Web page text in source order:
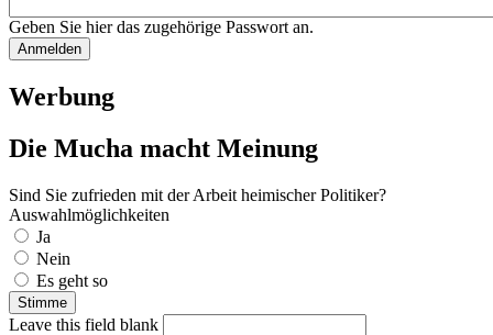
Geben Sie hier das zugehörige Passwort an.
Werbung
Die Mucha macht Meinung
Sind Sie zufrieden mit der Arbeit heimischer Politiker?
Auswahlmöglichkeiten
Ja
Nein
Es geht so
Leave this field blank